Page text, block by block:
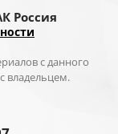
Россия
с данного
владельцем.